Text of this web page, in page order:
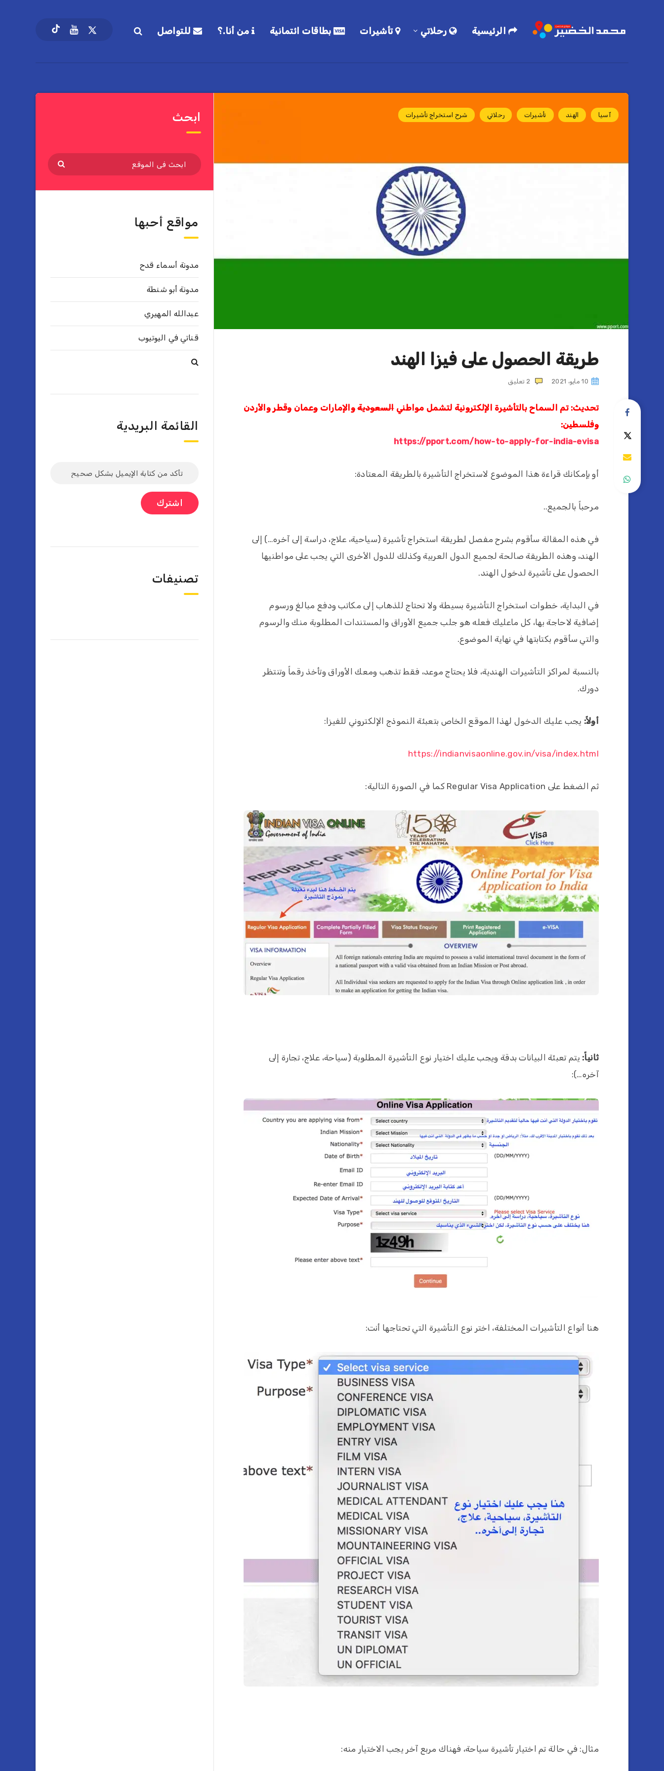
الرئيسية رحلاتي تأشيرات بطاقات ائتمانية من أنا.؟ للتواصل
آسيا الهند تأشيرات رحلاتي شرح استخراج تأشيرات
طريقة الحصول على فيزا الهند
10 مايو، 2021 2 تعليق
تحديث: تم السماح بالتأشيرة الإلكترونية لتشمل مواطنيالسعوديةوالإمارات وعمان وقطر والأردن
وفلسطين:
https://pport.com/how-to-apply-for-india-evisa
أو بإمكانك قراءة هذا الموضوع لاستخراج التأشيرة بالطريقة المعتادة:
مرحباً بالجميع..
في هذه المقالة سأقوم بشرح مفصل لطريقة استخراج تأشيرة (سياحية، علاج، دراسة إلى آخره…) إلى
الهند، وهذه الطريقة صالحة لجميع الدول العربية وكذلك للدول الأخرى التي يجب على مواطنيها
الحصول على تأشيرة لدخول الهند.
في البداية، خطوات استخراج التأشيرة بسيطة ولا تحتاج للذهاب إلى مكاتب ودفع مبالغ ورسوم
إضافية لاحاجة بها، كل ماعليك فعله هو جلب جميع الأوراق والمستندات المطلوبة منك والرسوم
والتي سأقوم بكتابتها في نهاية الموضوع.
بالنسبة لمراكز التأشيرات الهندية، فلا يحتاج موعد، فقط تذهب ومعك الأوراق وتأخذ رقماً وتنتظر
دورك.
أولاً: يجب عليك الدخول لهذا الموقع الخاص بتعبئة النموذج الإلكتروني للفيزا:
https://indianvisaonline.gov.in/visa/index.html
ثم الضغط على Regular Visa Application كما في الصورة التالية:
ثانياً: يتم تعبئة البيانات بدقة ويجب عليك اختيار نوع التأشيرة المطلوبة (سياحة، علاج، تجارة إلى
آخره…):
هنا أنواع التأشيرات المختلفة، اختر نوع التأشيرة التي تحتاجها أنت:
مثال: في حالة تم اختيار تأشيرة سياحة، فهناك مربع آخر يجب الاختيار منه:
ابحث
مواقع أحبها
مدونة أسماء قدح
مدونة أبو شنطة
عبدالله المهيري
قناتي في اليوتيوب
القائمة البريدية
تصنيفات